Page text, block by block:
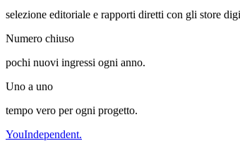
selezione editoriale e rapporti diretti con gli store
Numero chiuso
pochi nuovi ingressi ogni anno.
Uno a uno
tempo vero per ogni progetto.
YouIndependent.